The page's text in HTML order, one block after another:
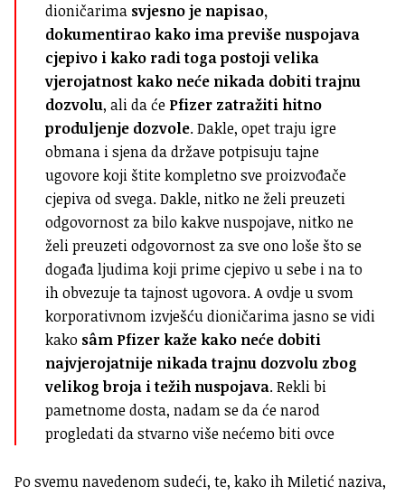
dioničarima svjesno je napisao,
dokumentirao kako ima previše nuspojava
cjepivo i kako radi toga postoji velika
vjerojatnost kako neće nikada dobiti trajnu
dozvolu, ali da će Pfizer zatražiti hitno
produljenje dozvole. Dakle, opet traju igre
obmana i sjena da države potpisuju tajne
ugovore koji štite kompletno sve proizvođače
cjepiva od svega. Dakle, nitko ne želi preuzeti
odgovornost za bilo kakve nuspojave, nitko ne
želi preuzeti odgovornost za sve ono loše što se
događa ljudima koji prime cjepivo u sebe i na to
ih obvezuje ta tajnost ugovora. A ovdje u svom
korporativnom izvješću dioničarima jasno se vidi
kako sâm Pfizer kaže kako neće dobiti
najvjerojatnije nikada trajnu dozvolu zbog
velikog broja i težih nuspojava. Rekli bi
pametnome dosta, nadam se da će narod
progledati da stvarno više nećemo biti ovce
Po svemu navedenom sudeći, te, kako ih Miletić naziva,